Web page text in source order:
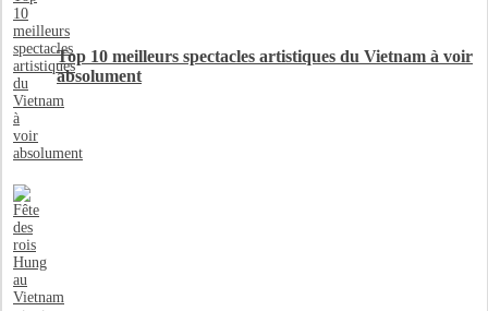
Top 10 meilleurs spectacles artistiques du Vietnam à voir
absolument